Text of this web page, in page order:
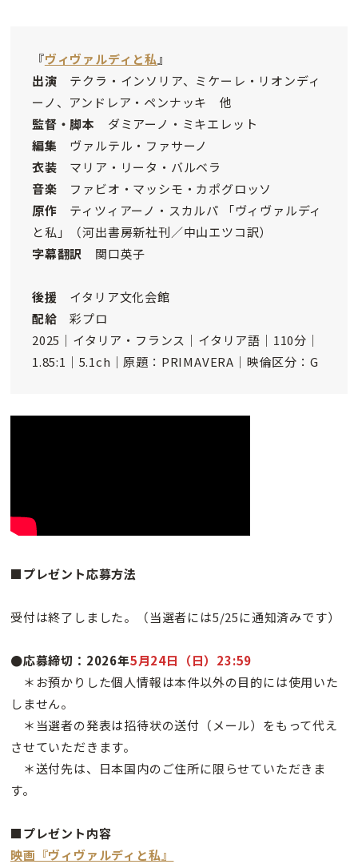
『ヴィヴァルディと私』
出演 テクラ・インソリア、ミケーレ・リオンディ
ーノ、アンドレア・ペンナッキ 他
監督・脚本 ダミアーノ・ミキエレット
編集 ヴァルテル・ファサーノ
衣装 マリア・リータ・バルベラ
音楽 ファビオ・マッシモ・カポグロッソ
原作 ティツィアーノ・スカルパ 「ヴィヴァルディ
と私」（河出書房新社刊／中山エツコ訳）
字幕翻訳
関口英子
後援 イタリア文化会館
配給 彩プロ
2025｜イタリア・フランス｜イタリア語｜110分｜
1.85:1｜5.1ch｜原題：PRIMAVERA｜映倫区分：G
■プレゼント応募方法
受付は終了しました。（当選者には5/25に通知済みです）
●応募締切：2026年5月24日（日）23:59
＊お預かりした個人情報は本件以外の目的には使用いた
しません。
＊当選者の発表は招待状の送付（メール）をもって代え
させていただきます。
＊送付先は、日本国内のご住所に限らせていただきま
す。
■プレゼント内容
映画『ヴィヴァルディと私』